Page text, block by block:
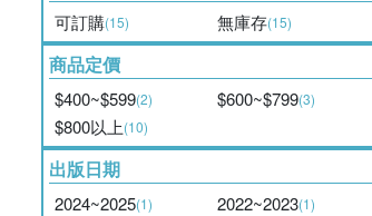
可訂購(15) 無庫存(15)
商品定價
$400~$599(2) $600~$799(3)
$800以上(10)
出版日期
2024~2025(1) 2022~2023(1)